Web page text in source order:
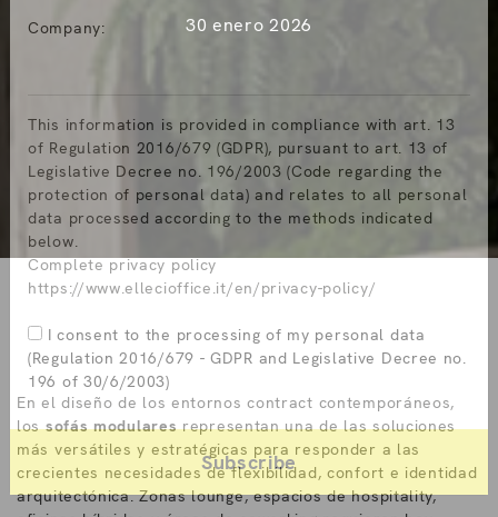
30 enero 2026
En el diseño de los entornos contract contemporáneos,
lossofás modularesrepresentan una de las soluciones
más versátiles y estratégicas para responder a las
crecientes necesidades de flexibilidad, confort e identidad
arquitectónica. Zonas lounge, espacios de hospitality,
Company:
This information is provided in compliance with art. 13
of Regulation 2016/679 (GDPR), pursuant to art. 13 of
Legislative Decree no. 196/2003 (Code regarding the
protection of personal data) and relates to all personal
data processed according to the methods indicated
below.
Complete privacy policy
https://www.ellecioffice.it/en/privacy-policy/
I consent to the processing of my personal data
(Regulation 2016/679 - GDPR and Legislative Decree no.
196 of 30/6/2003)